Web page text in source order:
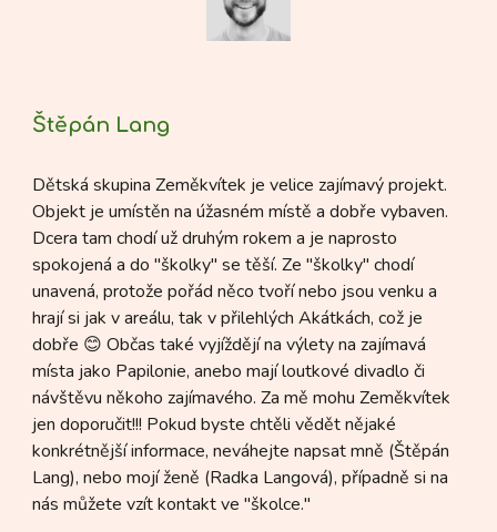
Štěpán Lang
Dětská skupina Zeměkvítek je velice zajímavý projekt.
Objekt je umístěn na úžasném místě a dobře vybaven.
Dcera tam chodí už druhým rokem a je naprosto
spokojená a do "školky" se těší. Ze "školky" chodí
unavená, protože pořád něco tvoří nebo jsou venku a
hrají si jak v areálu, tak v přilehlých Akátkách, což je
dobře 😊 Občas také vyjíždějí na výlety na zajímavá
místa jako Papilonie, anebo mají loutkové divadlo či
návštěvu někoho zajímavého. Za mě mohu Zeměkvítek
jen doporučit!!! Pokud byste chtěli vědět nějaké
konkrétnější informace, neváhejte napsat mně (Štěpán
Lang), nebo mojí ženě (Radka Langová), případně si na
nás můžete vzít kontakt ve "školce."